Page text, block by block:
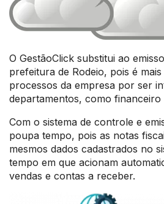
O GestãoClick substitui ao
prefeitura de Rodeio, pois é
processos da empresa por ser
departamentos, como financeiro
Com o sistema de controle e
poupa tempo, pois as notas
mesmos dados cadastrados no
tempo em que acionam
vendas e contas a receber.